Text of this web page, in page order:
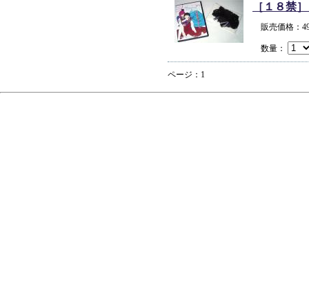
［１８禁
販売価格：
数量：
ページ：1